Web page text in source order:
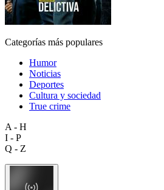
Categorías más populares
Humor
Noticias
Deportes
Cultura y sociedad
True crime
A - H
I - P
Q - Z